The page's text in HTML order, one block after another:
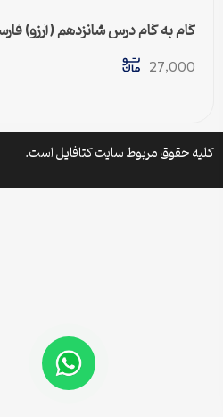
گام به گام درس شانزدهم (آرزو)
27,000
کلیه حقوق مربوط سایت کتافایل است.